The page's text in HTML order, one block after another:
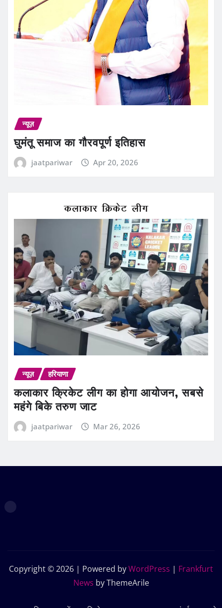
न्यूज़
घुमंतू समाज का गौरवपूर्ण इतिहास
jaatpariwar Apr 20, 2026
न्यूज़ हरियाणा
कलाकार क्रिकेट लीग का होगा आयोजन, सबसे
महंगे बिके तरुण जाट
jaatpariwar Mar 26, 2026
Copyright © 2026 | Powered byWordPress | Frankfurt
News by ThemeArile